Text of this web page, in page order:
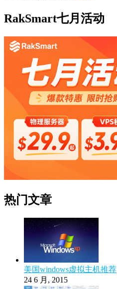
RakSmart七月活动
热门文章
美国windows虚拟主机推荐
24 6 月, 2015